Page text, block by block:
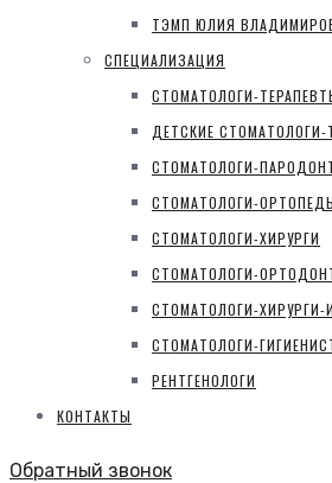
ТЭМП ЮЛИЯ
СПЕЦИАЛИЗАЦИЯ
СТОМАТОЛОГИ-
ДЕТСКИЕ СТОМАТОЛОГИ-
СТОМАТОЛОГИ-
СТОМАТОЛОГИ-
СТОМАТОЛОГИ-ХИРУРГИ
СТОМАТОЛОГИ-
СТОМАТОЛОГИ-ХИРУРГИ-
СТОМАТОЛОГИ-
РЕНТГЕНОЛОГИ
КОНТАКТЫ
Обратный звонок